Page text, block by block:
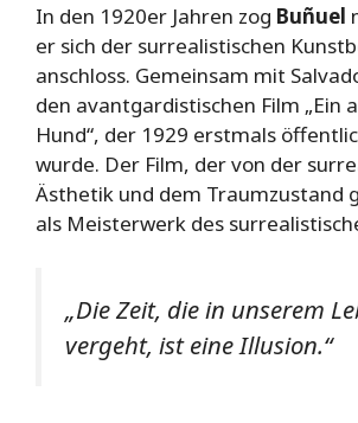
In den 1920er Jahren zog Buñuel
er sich der surrealistischen
anschloss. Gemeinsam mit
den avantgardistischen Film „Ein
Hund“, der 1929 erstmals
wurde. Der Film, der von der
Ästhetik und dem Traumzustand
als Meisterwerk des
„Die Zeit, die in unserem
vergeht, ist eine Illusion.“